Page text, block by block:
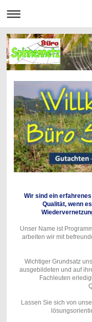
Wir sind ein
Qualität, wenn
Unser Name ist
arbeiten wir mit
Wichtiger Grundsatz
ausgebildeten und auf
Fachleuten
Lassen Sie sich von